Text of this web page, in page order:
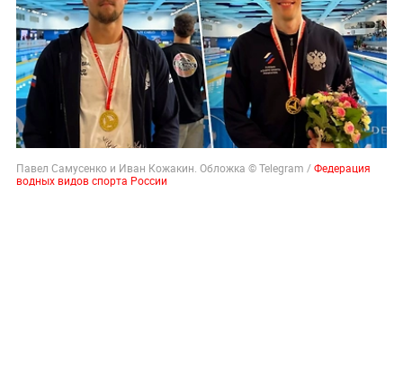
Павел Самусенко и Иван Кожакин. Обложка © Telegram /Федерация
водных видов спорта России